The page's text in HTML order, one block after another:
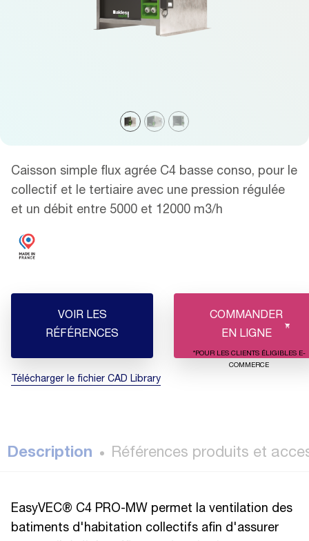
Caisson simple flux agrée C4 basse conso, pour le
collectif et le tertiaire avec une pression régulée
et un débit entre 5000 et 12000 m3/h
VOIR LES
RÉFÉRENCES
COMMANDER
EN LIGNE
*POUR LES CLIENTS ÉLIGIBLES E-
COMMERCE
Télécharger le fichier CAD Library
Description Références produits et
EasyVEC® C4 PRO-MW permet la ventilation des
batiments d'habitation collectifs afin d'assurer